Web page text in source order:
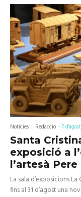
Notícies Redacció -7
Santa
exposició a
l’artesà Pere
La sala d’exposicions
fins al 31 d’agost una